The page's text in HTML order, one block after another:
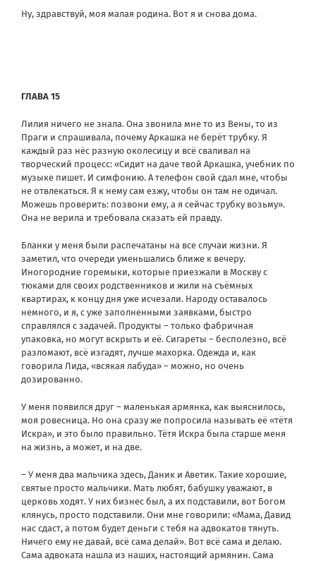
Ну, здравствуй, моя малая родина. Вот я и снова дома.
ГЛАВА 15
Лилия ничего не знала. Она звонила мне то из Вены, то из
Праги и спрашивала, почему Аркашка не берёт трубку. Я
каждый раз нёс разную околесицу и всё сваливал на
творческий процесс: «Сидит на даче твой Аркашка, учебник по
музыке пишет. И симфонию. А телефон свой сдал мне, чтобы
не отвлекаться. Я к нему сам езжу, чтобы он там не одичал.
Можешь проверить: позвони ему, а я сейчас трубку возьму».
Она не верила и требовала сказать ей правду.
Бланки у меня были распечатаны на все случаи жизни. Я
заметил, что очереди уменьшались ближе к вечеру.
Иногородние горемыки, которые приезжали в Москву с
тюками для своих родственников и жили на съёмных
квартирах, к концу дня уже исчезали. Народу оставалось
немного, и я, с уже заполненными заявками, быстро
справлялся с задачей. Продукты – только фабричная
упаковка, но могут вскрыть и её. Сигареты – бесполезно, всё
разломают, всё изгадят, лучше махорка. Одежда и, как
говорила Лида, «всякая лабуда» – можно, но очень
дозированно.
У меня появился друг – маленькая армянка, как выяснилось,
моя ровесница. Но она сразу же попросила называть её «тётя
Искра», и это было правильно. Тётя Искра была старше меня
на жизнь, а может, и на две.
– У меня два мальчика здесь, Даник и Аветик. Такие хорошие,
святые просто мальчики. Мать любят, бабушку уважают, в
церковь ходят. У них бизнес был, а их подставили, вот Богом
клянусь, просто подставили. Они мне говорили: «Мама, Давид
нас сдаст, а потом будет деньги с тебя на адвокатов тянуть.
Ничего ему не давай, всё сама делай». Вот всё сама и делаю.
Сама адвоката нашла из наших, настоящий армянин. Сама